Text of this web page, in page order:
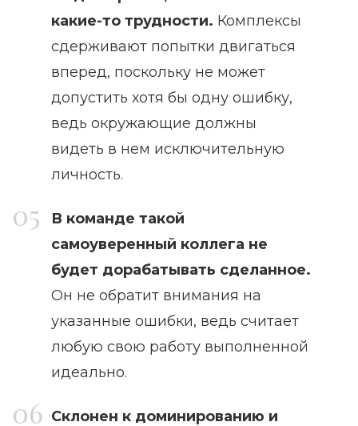
какие-то трудности. Комплексы
сдерживают попытки двигаться
вперед, поскольку не может
допустить хотя бы одну ошибку,
ведь окружающие должны
видеть в нем исключительную
личность.
В команде такой
самоуверенный коллега не
будет дорабатывать сделанное.
Он не обратит внимания на
указанные ошибки, ведь считает
любую свою работу выполненной
идеально.
Склонен к доминированию и